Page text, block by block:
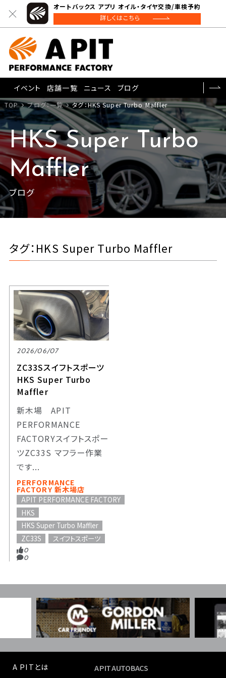
オートバックス アプリ オイル・タイヤ交換/車検予約
詳しくはこちら
イベント 店舗一覧 ニュース ブログ
TOP ブログ：一覧 タグ：HKS Super Turbo Maffler
HKS Super Turbo
Maffler
ブログ
タグ：HKS Super Turbo Maffler
2026/06/07
ZC33Sスイフトスポーツ
HKS Super Turbo
Maffler
新木場 APIT
PERFORMANCE
FACTORYスイフトスポー
ツZC33S マフラー作業
です...
PERFORMANCE
FACTORY 新木場店
APIT PERFORMANCE FACTORY
HKS
HKS Super Turbo Maffler
ZC33S
スイフトスポーツ
0
0
A PITとは
A PIT AUTOBACS